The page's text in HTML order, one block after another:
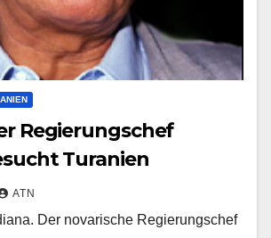
Regierungschef
Turanien
ATN
Der novarische Regierungschef